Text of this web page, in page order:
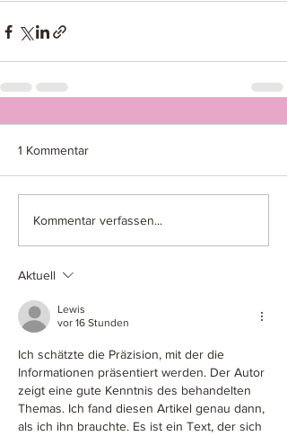
1 Kommentar
Kommentar verfassen...
Aktuell
Lewis
vor 16 Stunden
Ich schätzte die Präzision, mit der die
Informationen präsentiert werden. Der Autor
zeigt eine gute Kenntnis des behandelten
Themas. Ich fand diesen Artikel genau dann,
als ich ihn brauchte. Es ist ein Text, der sich